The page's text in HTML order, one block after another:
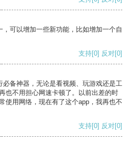
可以增加一些新功能，比如增加一个自
支持[0] 反对[0]
备神器，无论是看视频、玩游戏还是工
也不用担心网速卡顿了。以前出差的时
使用网络，现在有了这个app，我再也不
支持[0] 反对[0]